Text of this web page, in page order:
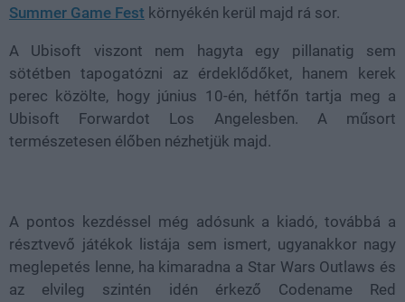
Summer Game Fest környékén kerül majd rá sor.
A Ubisoft viszont nem hagyta egy pillanatig sem
sötétben tapogatózni az érdeklődőket, hanem kerek
perec közölte, hogy június 10-én, hétfőn tartja meg a
Ubisoft Forwardot Los Angelesben. A műsort
természetesen élőben nézhetjük majd.
A pontos kezdéssel még adósunk a kiadó, továbbá a
résztvevő játékok listája sem ismert, ugyanakkor nagy
meglepetés lenne, ha kimaradna a Star Wars Outlaws és
az elvileg szintén idén érkező Codename Red